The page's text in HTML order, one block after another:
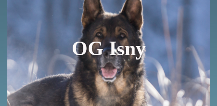
OG Isny
Übungszeiten
Kurse
Ergebnisse ▼
Unsere Aktiven